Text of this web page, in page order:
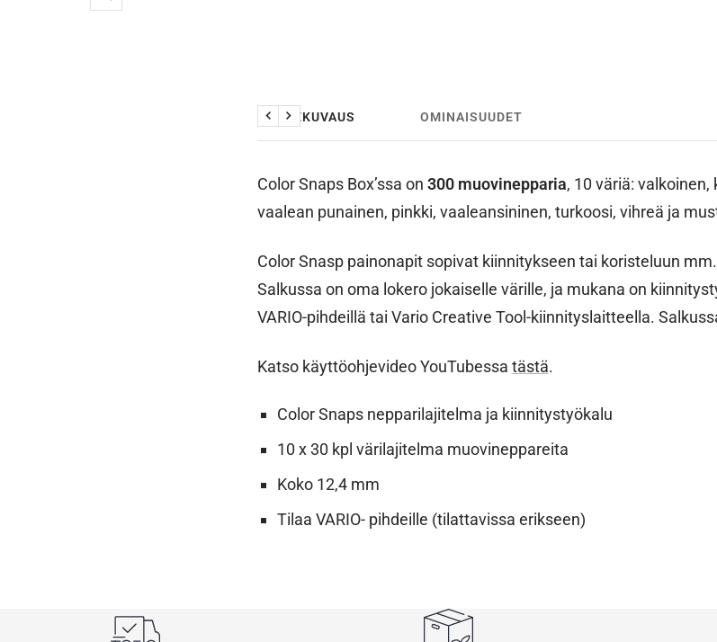
Suurenna
TUOTEKUVAUS OMINAISUUDET
Edellinen
Seuraava
Color Snaps Box’ssa on 300 muovinepparia, 10 väriä:
vaalean punainen, pinkki, vaaleansininen, turkoosi, vihreä ja
Color Snasp painonapit sopivat kiinnitykseen tai koristeluun
Salkussa on oma lokero jokaiselle värille, ja mukana on
VARIO-pihdeillä tai Vario Creative Tool-kiinnityslaitteella.
Katso käyttöohjevideo YouTubessa tästä.
Color Snaps nepparilajitelma ja kiinnitystyökalu
10 x 30 kpl värilajitelma muovineppareita
Koko 12,4 mm
Tilaa VARIO- pihdeille (tilattavissa erikseen)